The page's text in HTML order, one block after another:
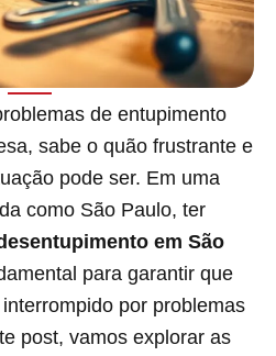
de entupimento
sabe o quão frustrante e
pode ser. Em uma
como São Paulo, ter
em São
para garantir que
por problemas
post, vamos explorar as